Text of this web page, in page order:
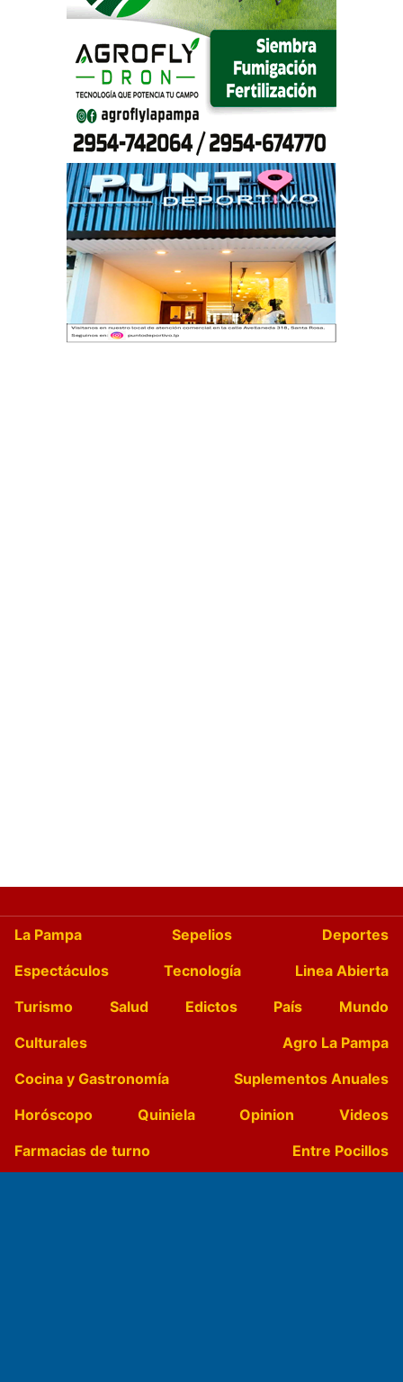
La Pampa Sepelios
Deportes
Espectáculos
Tecnología
Linea Abierta
Turismo
Salud Edictos País
Mundo
Culturales
Agro La Pampa
Cocina y Gastronomía
Suplementos Anuales
Horóscopo
Quiniela Opinion
Videos
Farmacias de turno
Entre Pocillos